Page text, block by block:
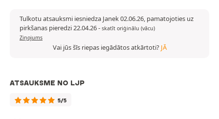
Tulkotu atsauksmi iesniedza Janek 02.06.26, pamatojoties uz
pirkšanas pieredzi 22.04.26- skatīt oriģinālu (vācu)
Ziņojums
Vai jūs šīs riepas iegādātos atkārtoti? JĀ
ATSAUKSME NO LJP
5/5